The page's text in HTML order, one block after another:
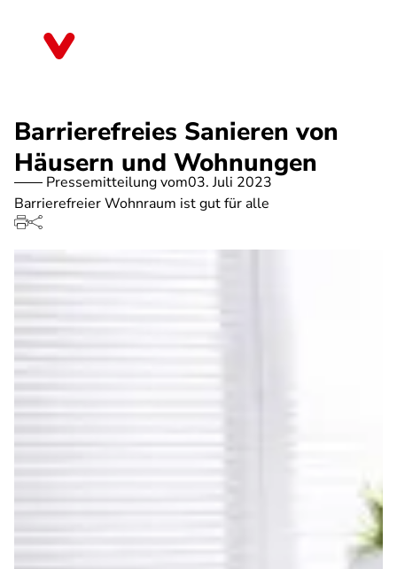
Barrierefreies Sanieren von
Häusern und Wohnungen
Pressemitteilung vom03. Juli 2023
Barrierefreier Wohnraum ist gut für alle